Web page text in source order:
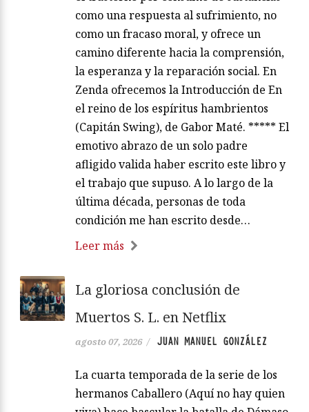
como una respuesta al sufrimiento, no
como un fracaso moral, y ofrece un
camino diferente hacia la comprensión,
la esperanza y la reparación social. En
Zenda ofrecemos la Introducción de En
el reino de los espíritus hambrientos
(Capitán Swing), de Gabor Maté. ***** El
emotivo abrazo de un solo padre
afligido valida haber escrito este libro y
el trabajo que supuso. A lo largo de la
última década, personas de toda
condición me han escrito desde…
Leer más
La gloriosa conclusión de
Muertos S. L. en Netflix
agosto 07, 2026 / JUAN MANUEL GONZÁLEZ
La cuarta temporada de la serie de los
hermanos Caballero (Aquí no hay quien